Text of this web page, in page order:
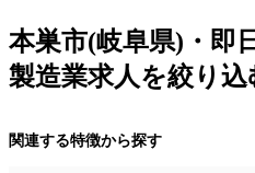
本巣市(岐阜県)・即
製造業求人を絞り込
関連する特徴から探す